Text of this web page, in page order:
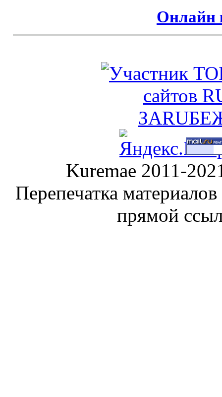
Онлайн
Kuremae 2011-
Перепечатка
прямой